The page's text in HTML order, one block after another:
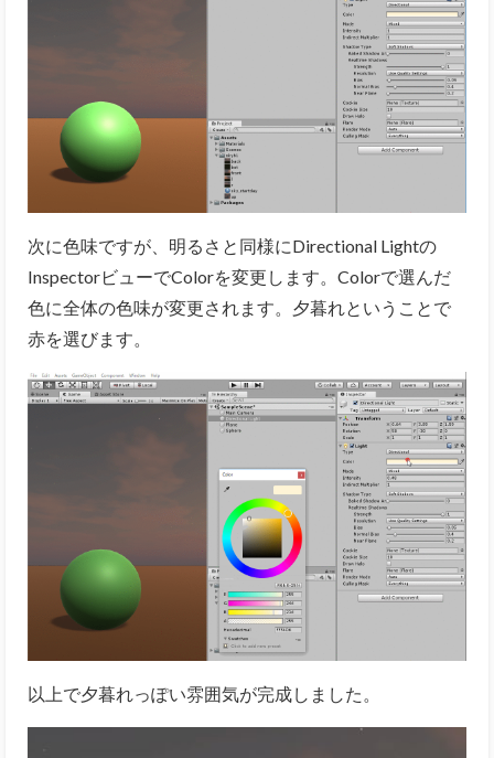
次に色味ですが、明るさと同様にDirectional Lightの
InspectorビューでColorを変更します。Colorで選んだ
色に全体の色味が変更されます。夕暮れということで
赤を選びます。
以上で夕暮れっぽい雰囲気が完成しました。